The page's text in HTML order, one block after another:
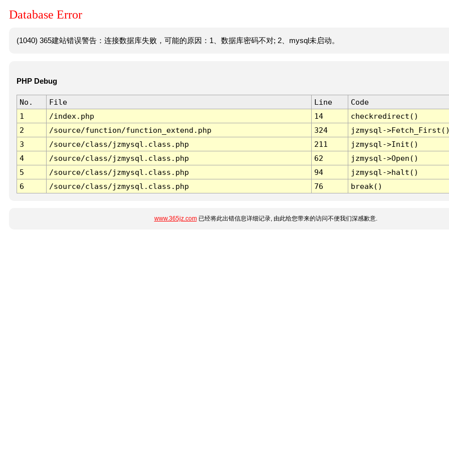
Database Error
(1040) 365建站错误警告：连接数据库失败，可能的原因：1、数据库密码不对; 2、mysql未启动。
PHP Debug
No. File Line
Code
1
/index.php 14
checkredirect()
2
/source/function/function_extend.php 324
jzmysql-
3
/source/class/jzmysql.class.php 211
jzmysql->Init()
4
/source/class/jzmysql.class.php 62
jzmysql->Open()
5
/source/class/jzmysql.class.php 94
jzmysql->halt()
6
/source/class/jzmysql.class.php 76 break()
www.365jz.com已经将此出错信息详细记录, 由此给您带来的访问不便我们深感歉意.